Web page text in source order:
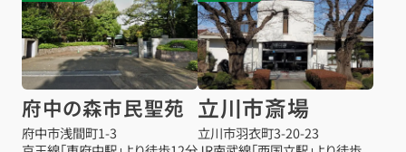
府中の森市民聖苑
府中市浅間町1-3
立川市斎場
立川市羽衣町3-20-23